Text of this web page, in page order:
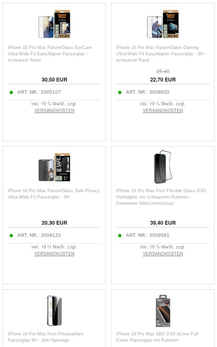
iPhone 16 Pro Max PanzerGlass EyeCare
Ultra-Wide Fit EasyAligner Panzerglas -
schwarzer Rand
30,50EUR
ART. NR.: 2005107
inkl. 19 % MwSt. zzgl.
VERSANDKOSTEN
iPhone 16 Pro Max PanzerGlass Gaming
Ultra-Wide Fit EasyAligner Panzerglas - 9H -
schwarzer Rand
25,40
22,70EUR
ART. NR.: 3008920
inkl. 19 % MwSt. zzgl.
VERSANDKOSTEN
iPhone 16 Pro Max PanzerGlass Safe Privacy
Ultra-Wide Fit Panzerglas - 9H
20,30EUR
ART. NR.: 3009122
inkl. 19 % MwSt. zzgl.
VERSANDKOSTEN
iPhone 16 Pro Max Puro Flexible Glass D3O
Hybridglas mit schwarzem Rahmen -
Erweiterter Bildschirmschutz
39,40EUR
ART. NR.: 3009081
inkl. 19 % MwSt. zzgl.
VERSANDKOSTEN
iPhone 16 Pro Max Puro Privatsphäre
Panzerglas 9H - Anti-Spionage
iPhone 16 Pro Max SBS D3O Active Full
Cover Panzerglas mit Rahmen